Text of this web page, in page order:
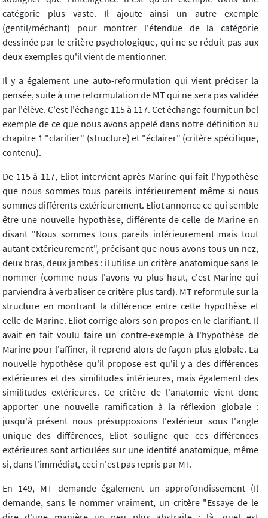
catégorie plus vaste. Il ajoute ainsi un autre exemple
(gentil/méchant) pour montrer l'étendue de la catégorie
dessinée par le critère psychologique, qui ne se réduit pas aux
deux exemples qu'il vient de mentionner.
Il y a également une auto-reformulation qui vient préciser la
pensée, suite à une reformulation de MT qui ne sera pas validée
par l'élève. C'est l'échange 115 à 117. Cet échange fournit un bel
exemple de ce que nous avons appelé dans notre définition au
chapitre 1 "clarifier" (structure) et "éclairer" (critère spécifique,
contenu).
De 115 à 117, Eliot intervient après Marine qui fait l'hypothèse
que nous sommes tous pareils intérieurement même si nous
sommes différents extérieurement. Eliot annonce ce qui semble
être une nouvelle hypothèse, différente de celle de Marine en
disant "Nous sommes tous pareils intérieurement mais tout
autant extérieurement", précisant que nous avons tous un nez,
deux bras, deux jambes : il utilise un critère anatomique sans le
nommer (comme nous l'avons vu plus haut, c'est Marine qui
parviendra à verbaliser ce critère plus tard). MT reformule sur la
structure en montrant la différence entre cette hypothèse et
celle de Marine. Eliot corrige alors son propos en le clarifiant. Il
avait en fait voulu faire un contre-exemple à l'hypothèse de
Marine pour l'affiner, il reprend alors de façon plus globale. La
nouvelle hypothèse qu'il propose est qu'il y a des différences
extérieures et des similitudes intérieures, mais également des
similitudes extérieures. Ce critère de l'anatomie vient donc
apporter une nouvelle ramification à la réflexion globale :
jusqu'à présent nous présupposions l'extérieur sous l'angle
unique des différences, Eliot souligne que ces différences
extérieures sont articulées sur une identité anatomique, même
si, dans l'immédiat, ceci n'est pas repris par MT.
En 149, MT demande également un approfondissement (Il
demande, sans le nommer vraiment, un critère "Essaye de le